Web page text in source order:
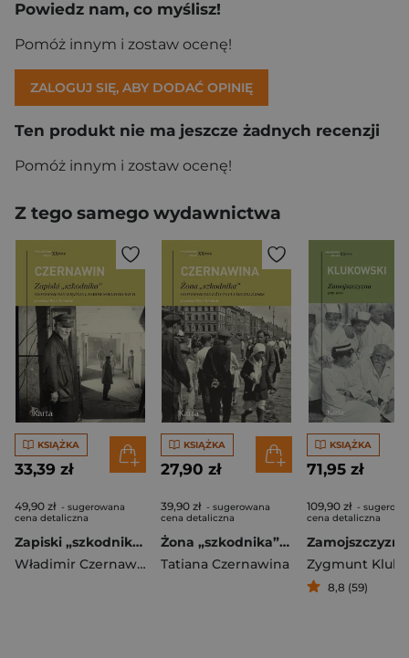
Powiedz nam, co myślisz!
Pomóż innym i zostaw ocenę!
ZALOGUJ SIĘ, ABY DODAĆ OPINIĘ
Ten produkt nie ma jeszcze żadnych recenzji
Pomóż innym i zostaw ocenę!
Z tego samego wydawnictwa
KSIĄŻKA
33,39 zł
49,90 zł - sugerowana
cena detaliczna
Zapiski „szkodnika”. Wspomnienia więźnia łagrów sołowieckich
Władimir Czernawin
KSIĄŻKA
27,90 zł
39,90 zł - sugerowana
cena detaliczna
Żona „szkodnika”. Wspomnienia z życia i ucieczki z ZSRS
Tatiana Czernawina
KSIĄŻKA
71,95 zł
109,90 zł -
cena detaliczna
8,8 (59)